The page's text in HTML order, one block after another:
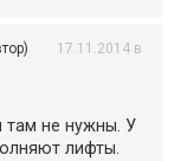
17.11.2014 в
там не нужны. У
лифты.